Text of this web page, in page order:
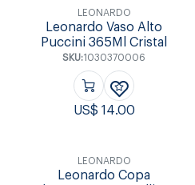
LEONARDO
Leonardo Vaso Alto
Puccini 365Ml Cristal
SKU:1030370006
US$ 14.00
LEONARDO
Leonardo Copa